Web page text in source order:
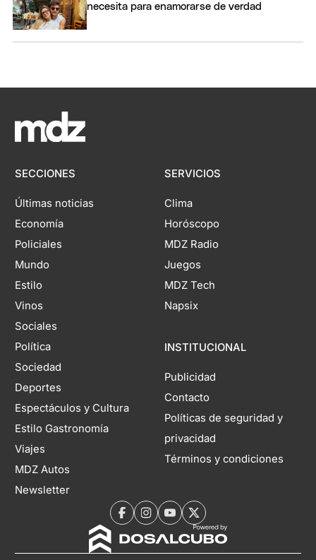
necesita para enamorarse de verdad
SECCIONES
Últimas noticias
Economía
Policiales
Mundo
Estilo
Vinos
Sociales
Política
Sociedad
Deportes
Espectáculos y Cultura
Estilo Gastronomía
Viajes
MDZ Autos
Newsletter
SERVICIOS
Clima
Horóscopo
MDZ Radio
Juegos
MDZ Tech
Napsix
INSTITUCIONAL
Publicidad
Contacto
Políticas de seguridad y
privacidad
Términos y condiciones